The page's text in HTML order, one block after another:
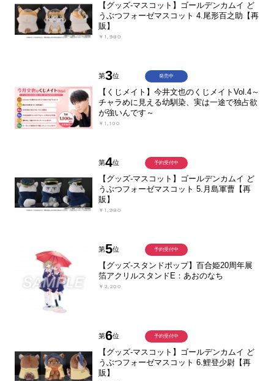
【グッズ-マスコット】ゴールデンカムイ ど
うぶつフォーゼマスコット 4.尾形百之助【再
販】
￥1,980
第3位
【くじメイト】今井文也のくじメイトVol.4～
チャラめに見える幼馴染、実は一途で独占欲
が強いんです～
￥1,100
発売中
第4位
【グッズ-マスコット】ゴールデンカムイ ど
うぶつフォーゼマスコット 5.月島軍曹【再
販】
￥1,980
予約受付中
第5位
【グッズ-スタンドポップ】百合姫20周年展
箔アクリルスタンドE：あおのなち
￥2,200
予約受付中
第6位
【グッズ-マスコット】ゴールデンカムイ ど
うぶつフォーゼマスコット 6.鯉登少尉【再
販】
予約受付中